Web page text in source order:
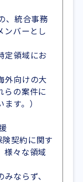
、統合事務
ンバーとし
定領域にお
外向けの大
らの案件に
す。）
契約に関す
様々な領域
ならず、